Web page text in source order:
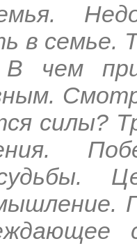
в семье.
В чем
силы?